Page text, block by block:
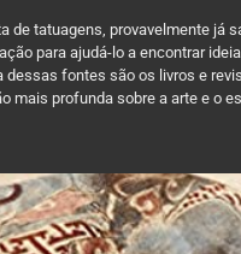
de tatuagens, provavelmente já
para ajudá-lo a encontrar
dessas fontes são os livros e
mais profunda sobre a arte e o